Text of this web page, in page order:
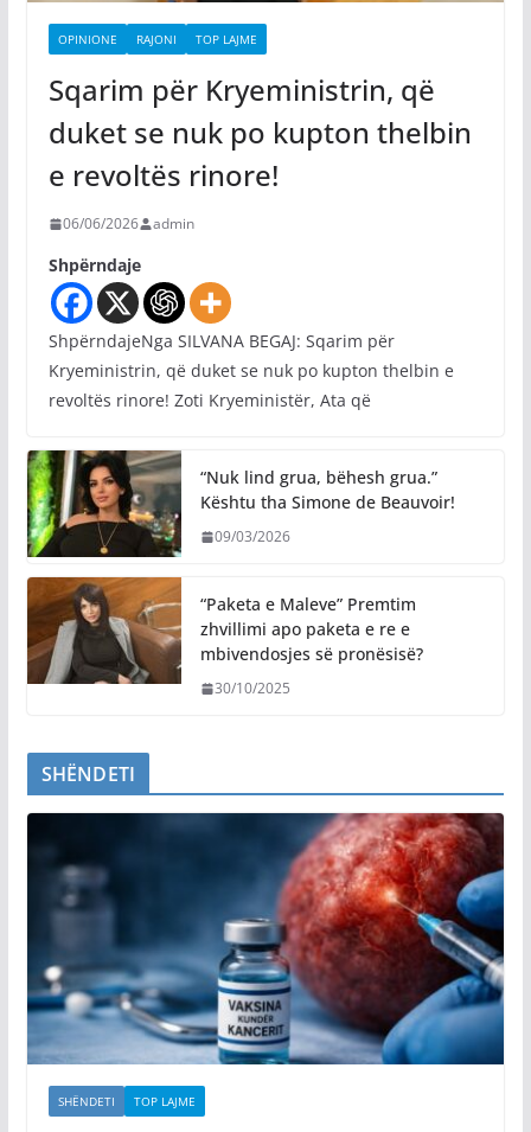
OPINIONE RAJONI TOP LAJME
Sqarim për Kryeministrin, që
duket se nuk po kupton thelbin
e revoltës rinore!
06/06/2026 admin
Shpërndaje
ShpërndajeNga SILVANA BEGAJ: Sqarim për
Kryeministrin, që duket se nuk po kupton thelbin e
revoltës rinore! Zoti Kryeministër, Ata që
“Nuk lind grua, bëhesh grua.”
Kështu tha Simone de Beauvoir!
09/03/2026
“Paketa e Maleve” Premtim
zhvillimi apo paketa e re e
mbivendosjes së pronësisë?
30/10/2025
SHËNDETI
SHËNDETI TOP LAJME